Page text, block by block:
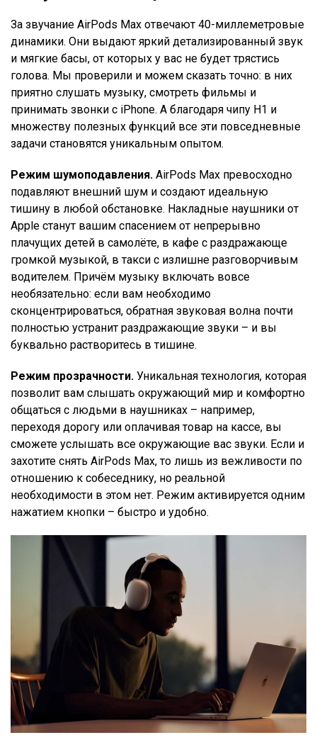
За звучание AirPods Max отвечают 40-миллеметровые
динамики. Они выдают яркий детализированный звук
и мягкие басы, от которых у вас не будет трястись
голова. Мы проверили и можем сказать точно: в них
приятно слушать музыку, смотреть фильмы и
принимать звонки с iPhone. А благодаря чипу H1 и
множеству полезных функций все эти повседневные
задачи становятся уникальным опытом.
Режим шумоподавления. AirPods Max превосходно
подавляют внешний шум и создают идеальную
тишину в любой обстановке. Накладные наушники от
Apple станут вашим спасением от непрерывно
плачущих детей в самолёте, в кафе с раздражающе
громкой музыкой, в такси с излишне разговорчивым
водителем. Причём музыку включать вовсе
необязательно: если вам необходимо
сконцентрироваться, обратная звуковая волна почти
полностью устранит раздражающие звуки – и вы
буквально растворитесь в тишине.
Режим прозрачности. Уникальная технология, которая
позволит вам слышать окружающий мир и комфортно
общаться с людьми в наушниках – например,
переходя дорогу или оплачивая товар на кассе, вы
сможете услышать все окружающие вас звуки. Если и
захотите снять AirPods Max, то лишь из вежливости по
отношению к собеседнику, но реальной
необходимости в этом нет. Режим активируется одним
нажатием кнопки – быстро и удобно.